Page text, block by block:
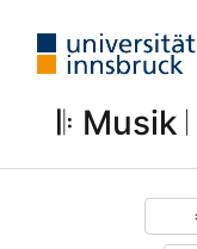
𝄆 Musik 𝄀